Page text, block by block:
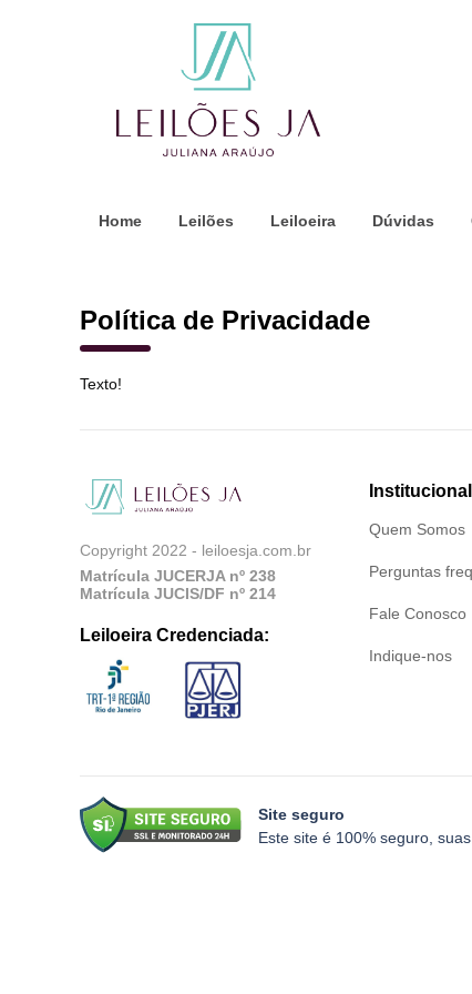
Home Leilões Leiloeira Dúvidas
Política de Privacidade
Texto!
Copyright 2022 - leiloesja.com.br
Matrícula JUCERJA nº 238
Matrícula JUCIS/DF nº 214
Leiloeira Credenciada:
Institucional
Quem Somos
Perguntas
Fale Conosco
Indique-nos
Site seguro
Este site é 100% seguro,